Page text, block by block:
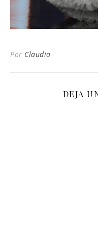
Por Claudia
DEJA